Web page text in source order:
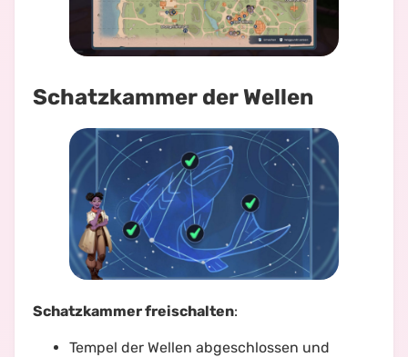
Schatzkammer der Wellen
Schatzkammer freischalten:
Tempel der Wellen abgeschlossen und